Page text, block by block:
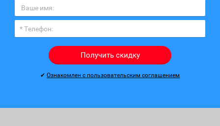
Получить скидку
✔ Ознакомлен с пользовательским соглашением